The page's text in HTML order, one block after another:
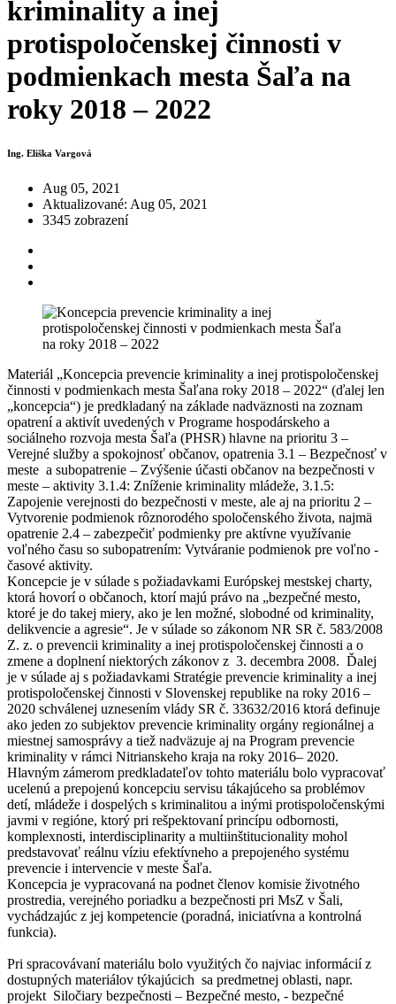
kriminality a inej
protispoločenskej činnosti v
podmienkach mesta Šaľa na
roky 2018 – 2022
Ing. Eliška Vargová
Aug 05, 2021
Aktualizované: Aug 05, 2021
3345 zobrazení
Materiál „Koncepcia prevencie kriminality a inej protispoločenskej
činnosti v podmienkach mesta Šaľana roky 2018 – 2022“ (ďalej len
„koncepcia“) je predkladaný na základe nadväznosti na zoznam
opatrení a aktivít uvedených v Programe hospodárskeho a
sociálneho rozvoja mesta Šaľa (PHSR) hlavne na prioritu 3 –
Verejné služby a spokojnosť občanov, opatrenia 3.1 – Bezpečnosť v
meste a subopatrenie – Zvýšenie účasti občanov na bezpečnosti v
meste – aktivity 3.1.4: Zníženie kriminality mládeže, 3.1.5:
Zapojenie verejnosti do bezpečnosti v meste, ale aj na prioritu 2 –
Vytvorenie podmienok rôznorodého spoločenského života, najmä
opatrenie 2.4 – zabezpečiť podmienky pre aktívne využívanie
voľného času so subopatrením: Vytváranie podmienok pre voľno -
časové aktivity.
Koncepcie je v súlade s požiadavkami Európskej mestskej charty,
ktorá hovorí o občanoch, ktorí majú právo na „bezpečné mesto,
ktoré je do takej miery, ako je len možné, slobodné od kriminality,
delikvencie a agresie“. Je v súlade so zákonom NR SR č. 583/2008
Z. z. o prevencii kriminality a inej protispoločenskej činnosti a o
zmene a doplnení niektorých zákonov z 3. decembra 2008. Ďalej
je v súlade aj s požiadavkami Stratégie prevencie kriminality a inej
protispoločenskej činnosti v Slovenskej republike na roky 2016 –
2020 schválenej uznesením vlády SR č. 33632/2016 ktorá definuje
ako jeden zo subjektov prevencie kriminality orgány regionálnej a
miestnej samosprávy a tiež nadväzuje aj na Program prevencie
kriminality v rámci Nitrianskeho kraja na roky 2016– 2020.
Hlavným zámerom predkladateľov tohto materiálu bolo vypracovať
ucelenú a prepojenú koncepciu servisu tákajúceho sa problémov
detí, mládeže i dospelých s kriminalitou a inými protispoločenskými
javmi v regióne, ktorý pri rešpektovaní princípu odbornosti,
komplexnosti, interdisciplinarity a multiinštitucionality mohol
predstavovať reálnu víziu efektívneho a prepojeného systému
prevencie i intervencie v meste Šaľa.
Koncepcia je vypracovaná na podnet členov komisie životného
prostredia, verejného poriadku a bezpečnosti pri MsZ v Šali,
vychádzajúc z jej kompetencie (poradná, iniciatívna a kontrolná
funkcia).
Pri spracovávaní materiálu bolo využitých čo najviac informácií z
dostupných materiálov týkajúcich sa predmetnej oblasti, napr.
projekt Siločiary bezpečnosti – Bezpečné mesto, - bezpečné